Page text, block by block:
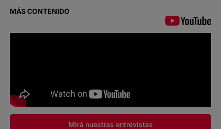
MÁS CONTENIDO
Mirá nuestras entrevistas